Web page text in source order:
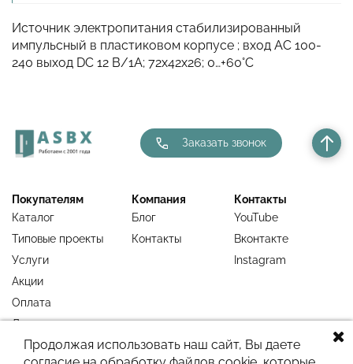
Источник электропитания стабилизированный
импульсный в пластиковом корпусе ; вход АС 100-
240 выход DC 12 В/1А; 72х42х26; 0…+60°C
Покупателям
Каталог
Типовые проекты
Услуги
Акции
Оплата
Доставка
Гарантия
Компания
Блог
Контакты
Контакты
YouTube
Вконтакте
Instagram
Заказать звонок
Продолжая использовать наш сайт, Вы даете